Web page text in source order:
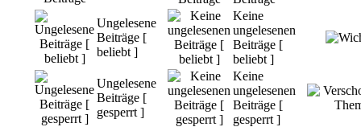
Ungelesene
Beiträge [
beliebt ]
Keine
ungelesenen
Beiträge [
beliebt ]
Ungelesene
Beiträge [
gesperrt ]
Keine
ungelesenen
Beiträge [
gesperrt ]